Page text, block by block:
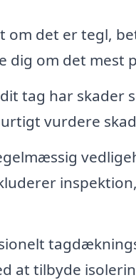
om det er tegl,
dig om det mest
tag har skader
vurdere
at tilbyde